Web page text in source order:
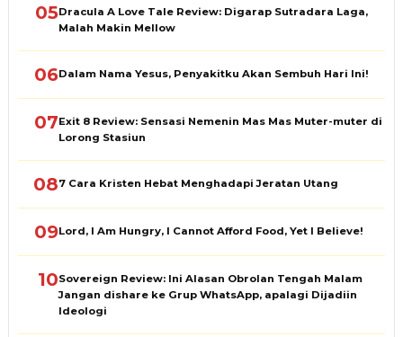
05Dracula A Love Tale Review: Digarap Sutradara Laga,
Malah Makin Mellow
06Dalam Nama Yesus, Penyakitku Akan Sembuh Hari Ini!
07Exit 8 Review: Sensasi Nemenin Mas Mas Muter-muter di
Lorong Stasiun
087 Cara Kristen Hebat Menghadapi Jeratan Utang
09Lord, I Am Hungry, I Cannot Afford Food, Yet I Believe!
10Sovereign Review: Ini Alasan Obrolan Tengah Malam
Jangan dishare ke Grup WhatsApp, apalagi Dijadiin
Ideologi